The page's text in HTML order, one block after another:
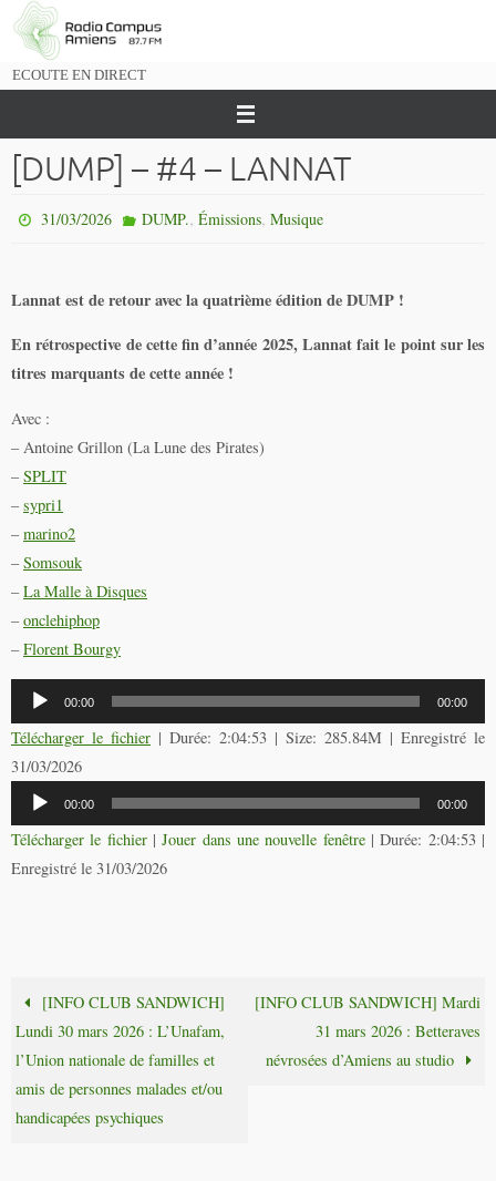
Passer
vers
ECOUTE EN DIRECT
[DUMP] – #4 – LANNAT
31/03/2026 DUMP., Émissions, Musique
Lannat est de retour avec la quatrième édition de DUMP !
En rétrospective de cette fin d’année 2025, Lannat fait le point sur les
titres marquants de cette année !
Avec :
– Antoine Grillon (La Lune des Pirates)
–SPLIT
–sypri1
–marino2
–Somsouk
–La Malle à Disques
–onclehiphop
–Florent Bourgy
Lecteur
audio
00:00 00:00
Télécharger le fichier | Durée: 2:04:53 | Size: 285.84M | Enregistré le
31/03/2026
Lecteur
audio
00:00 00:00
Télécharger le fichier|Jouer dans une nouvelle fenêtre|Durée: 2:04:53|
Enregistré le 31/03/2026
[INFO CLUB SANDWICH]
Lundi 30 mars 2026 : L’Unafam,
l’Union nationale de familles et
amis de personnes malades et/ou
handicapées psychiques
[INFO CLUB SANDWICH] Mardi
31 mars 2026 : Betteraves
névrosées d’Amiens au studio